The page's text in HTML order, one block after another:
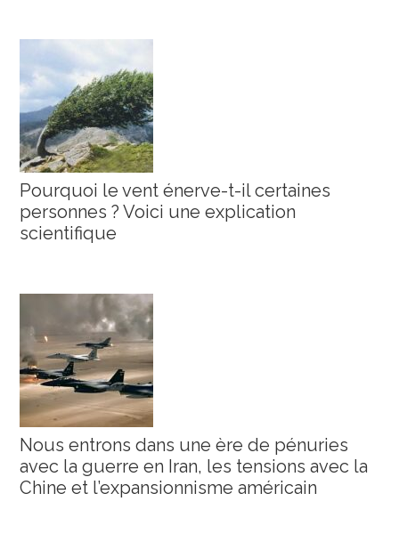
Pourquoi le vent énerve-t-il certaines
personnes ? Voici une explication
scientifique
Nous entrons dans une ère de pénuries
avec la guerre en Iran, les tensions avec la
Chine et l’expansionnisme américain